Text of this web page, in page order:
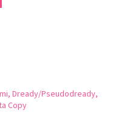
Dready/Pseudodready,
Copy